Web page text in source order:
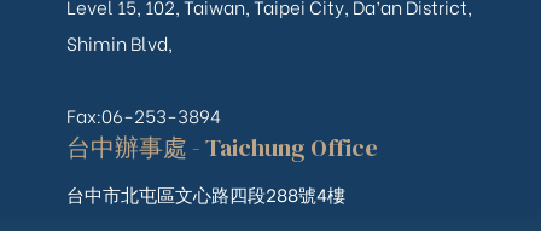
Level 15, 102, Taiwan, Taipei City, Da’an District,
Shimin Blvd,
Fax:06-253-3894
台中辦事處 - Taichung Office
台中市北屯區文心路四段288號4樓